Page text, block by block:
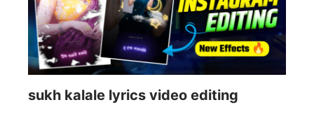
sukh kalale lyrics video editing